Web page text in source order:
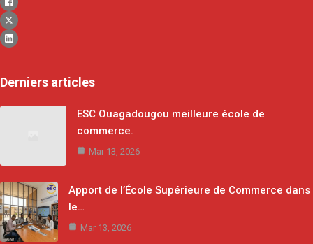
Derniers articles
ESC Ouagadougou meilleure école de
commerce.
Mar 13, 2026
Apport de l’École Supérieure de Commerce dans
le…
Mar 13, 2026